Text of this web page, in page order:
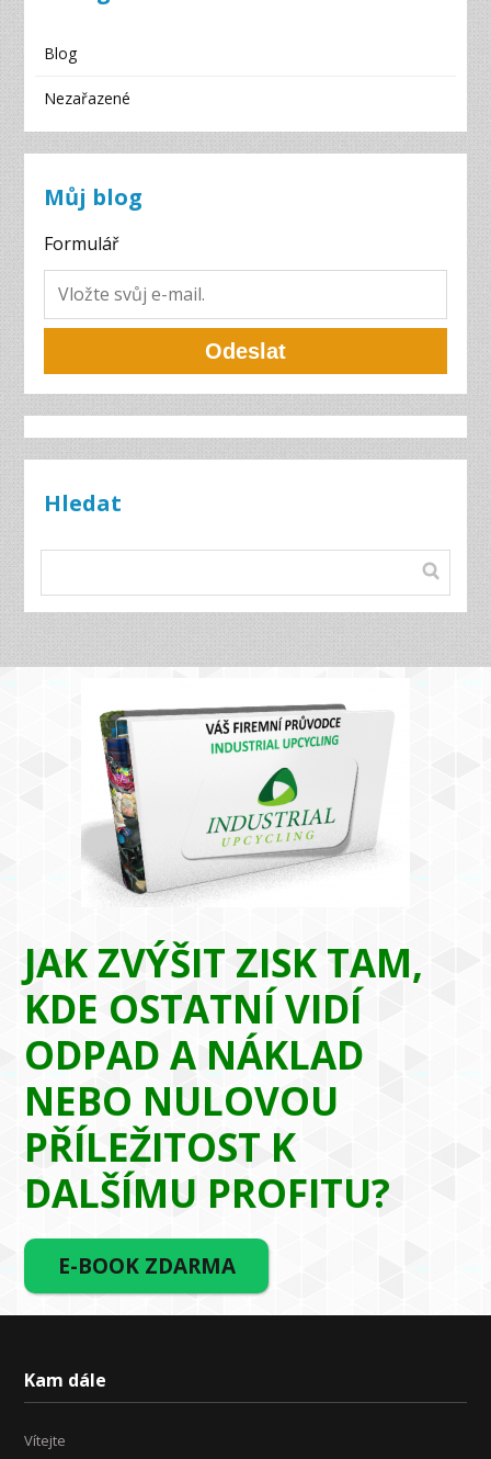
Blog
Nezařazené
Můj blog
Formulář
Odeslat
Hledat
JAK ZVÝŠIT ZISK TAM,
KDE OSTATNÍ VIDÍ
ODPAD A NÁKLAD
NEBO NULOVOU
PŘÍLEŽITOST K
DALŠÍMU PROFITU?
E-BOOK ZDARMA
Kam dále
Vítejte